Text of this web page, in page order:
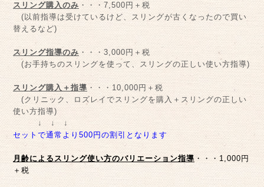
スリング購入のみ ・・・7,500円＋税
(以前指導は受けているけど、スリングが古くなったので買い
替えるなど)
スリング指導のみ・・・3,000円＋税
(お手持ちのスリングを使って、スリングの正しい使い方指導)
スリング購入＋指導 ・・・10,000円＋税
(クリニック、ロズレイでスリングを購入＋スリングの正しい
使い方指導)
↓ ↓ ↓
セットで通常より500円の割引となります
月齢によるスリング使い方のバリエーション指導 ・・・1,000円
＋税